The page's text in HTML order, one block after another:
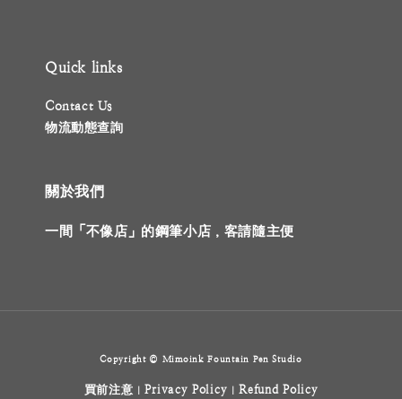
Quick links
Contact Us
物流動態查詢
關於我們
一間「不像店」的鋼筆小店，客請隨主便
Copyright © Mimoink Fountain Pen Studio
買前注意 Privacy Policy Refund Policy